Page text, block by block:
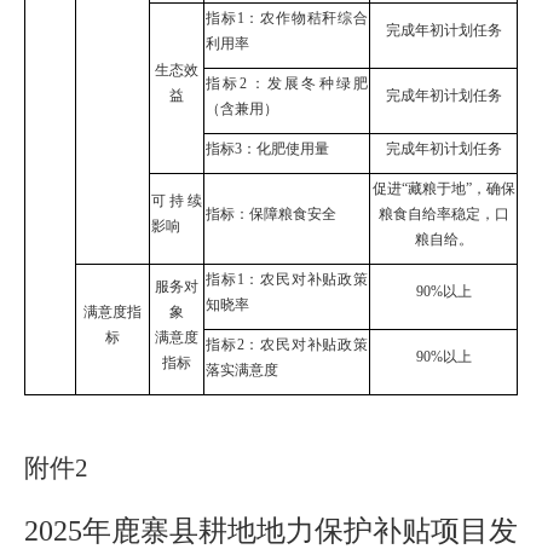
生态效
益
指标1 ：农作物秸秆综合
利用率
完成年初计划任务
指标2 ：发展冬种绿肥
（含兼用）
完成年初计划任务
指标3 ：化肥使用量 完成年初计划任务
可持续
影响
指标：保障粮食安全
促进“藏粮于地”，确保
粮食自给率稳定，口
粮自给。
满意度指
标
服务对
象
满意度
指标
指标1 ：农民对补贴政策
知晓率
90%以上
指标2：农民对补贴政策
落实满意度
90%以上
附件2
2025年鹿寨县耕地地力保护补贴项目发